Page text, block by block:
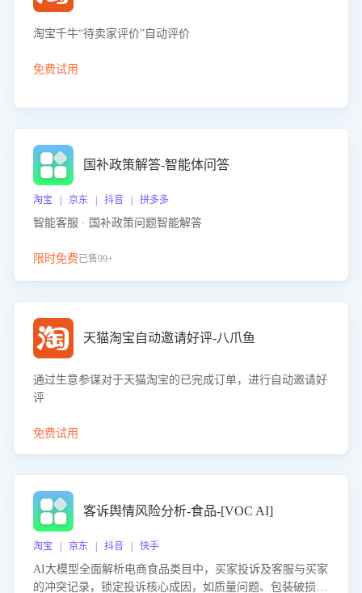
淘宝千牛“待卖家评价”自动评价
免费试用
国补政策解答-智能体问答
淘宝 | 京东 | 抖音 | 拼多多
智能客服 · 国补政策问题智能解答
限时免费已售99+
天猫淘宝自动邀请好评-八爪鱼
通过生意参谋对于天猫淘宝的已完成订单，进行自动邀请好
评
免费试用
客诉舆情风险分析-食品-[VOC AI]
淘宝 | 京东 | 抖音 | 快手
AI大模型全面解析电商食品类目中，买家投诉及客服与买家
的冲突记录，锁定投诉核心成因，如质量问题、包装破损